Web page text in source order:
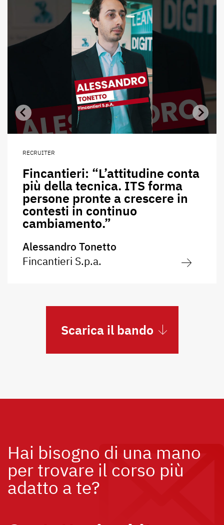
RECRUITER
Fincantieri: “L’attitudine conta
più della tecnica. ITS forma
persone pronte a crescere in
contesti in continuo
cambiamento.”
Alessandro Tonetto
Fincantieri S.p.a.
Scarica il bando
Hai bisogno di una mano
per trovare il corso più
adatto a te?